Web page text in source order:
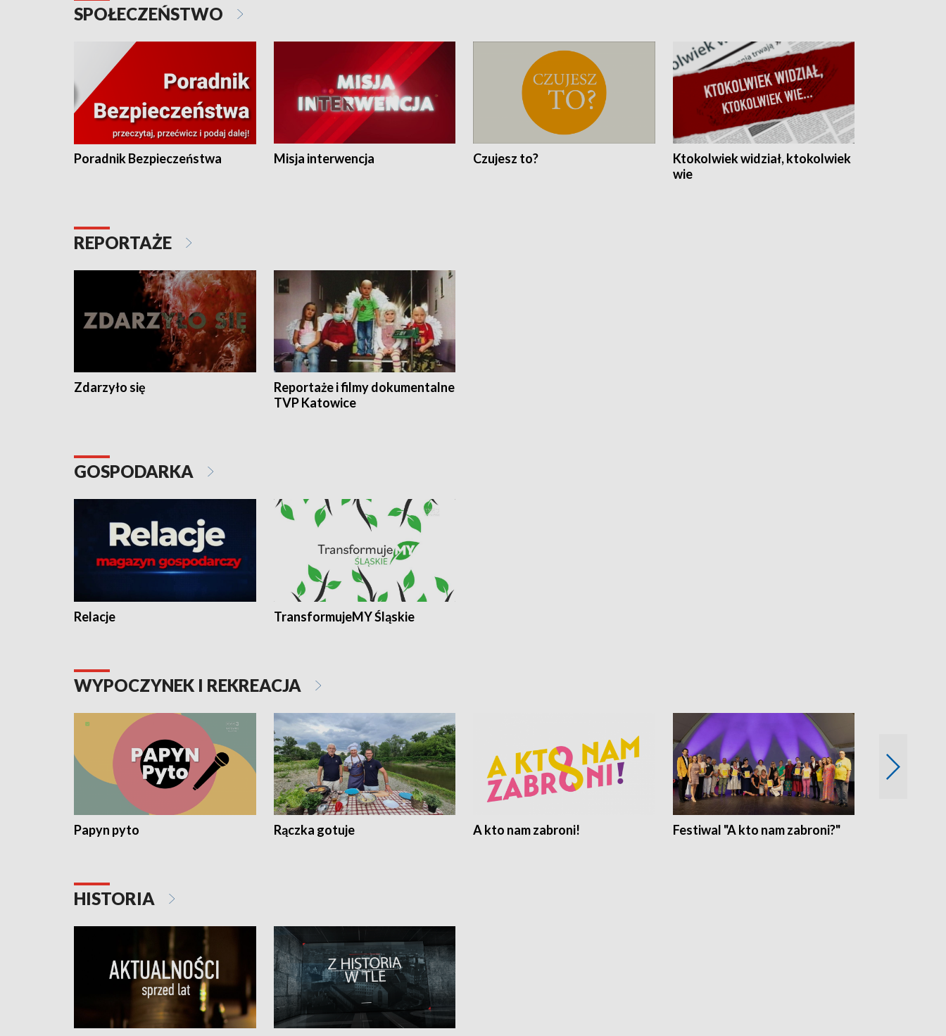
SPOŁECZEŃSTWO
Poradnik Bezpieczeństwa Misja interwencja Czujesz to?
Ktokolwiek widział, ktokolwiek
wie
REPORTAŻE
Zdarzyło się
Reportaże i filmy dokumentalne
TVP Katowice
GOSPODARKA
Relacje TransformujeMY Śląskie
WYPOCZYNEK I REKREACJA
Papyn pyto Rączka gotuje A kto nam zabroni! Festiwal "A kto nam zabroni?"
HISTORIA